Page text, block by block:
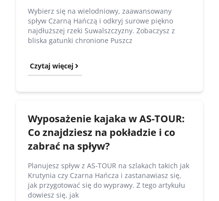
Wybierz się na wielodniowy, zaawansowany
spływ Czarną Hańczą i odkryj surowe piękno
najdłuższej rzeki Suwalszczyzny. Zobaczysz z
bliska gatunki chronione Puszcz
Czytaj więcej
Wyposażenie kajaka w AS-TOUR:
Co znajdziesz na pokładzie i co
zabrać na spływ?
Planujesz spływ z AS-TOUR na szlakach takich jak
Krutynia czy Czarna Hańcza i zastanawiasz się,
jak przygotować się do wyprawy. Z tego artykułu
dowiesz się, jak